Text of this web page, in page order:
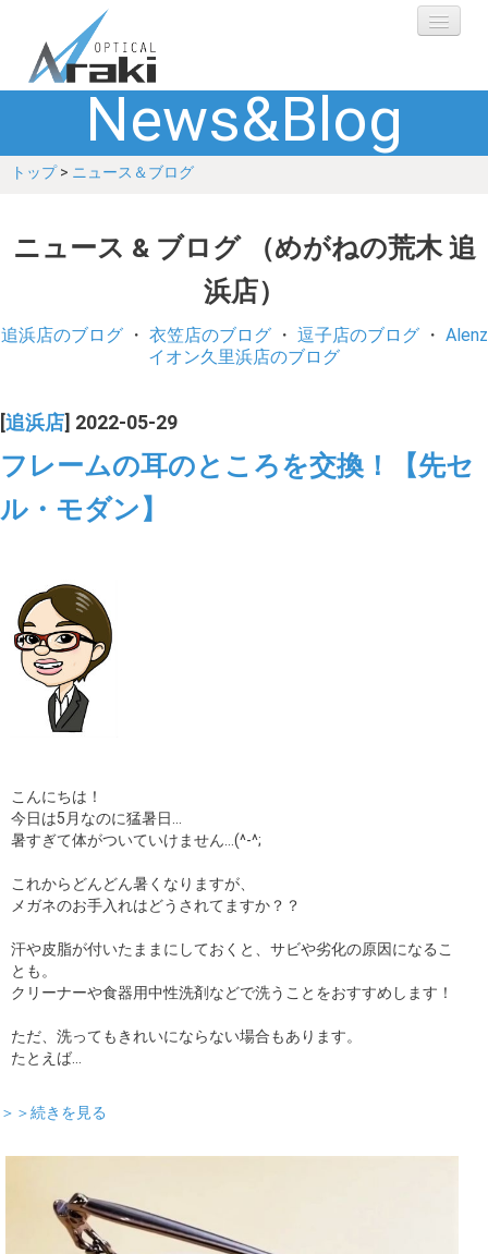
選ばれる理由
ブランド
ショップ
お客さまの声
ギャラリー
ブログ
採用
News&Blog
トップ> ニュース＆ブログ
ニュース & ブログ （めがねの荒木 追
浜店）
追浜店のブログ・ 衣笠店のブログ・ 逗子店のブログ・ Alenz
イオン久里浜店のブログ
追浜店 ] 2022-05-29
フレームの耳のところを交換！【先セ
ル・モダン】
こんにちは！
今日は5月なのに猛暑日…
暑すぎて体がついていけません…(^-^;
これからどんどん暑くなりますが、
メガネのお手入れはどうされてますか？？
汗や皮脂が付いたままにしておくと、サビや劣化の原因になるこ
とも。
クリーナーや食器用中性洗剤などで洗うことをおすすめします！
ただ、洗ってもきれいにならない場合もあります。
たとえば…
＞＞続きを見る